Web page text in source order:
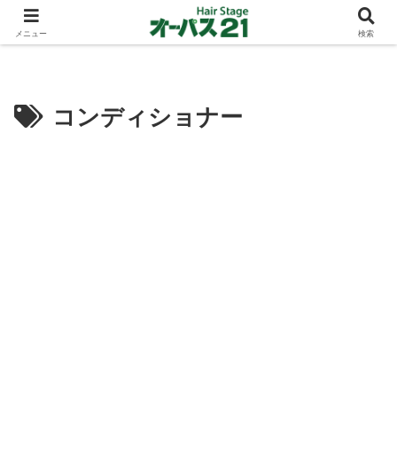
ショートカットとボブスタイルのお客様が多い東大阪のヘアーサロン 店長の与
太話
コンディショナー
メニュー 検索